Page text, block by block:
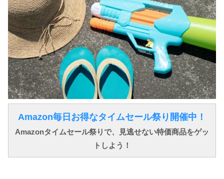
Amazon毎日お得なタイムセール祭り開催中！
Amazonタイムセール祭りで、見逃せない特価商品をゲッ
トしよう！